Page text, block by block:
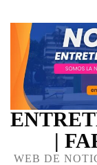
|
WEB DE